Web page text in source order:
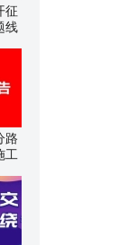
征
线
路
工